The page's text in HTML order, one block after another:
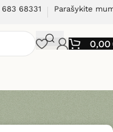
68331 Parašykite
0,00